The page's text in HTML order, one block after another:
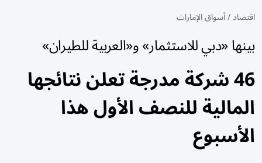
اقتصاد/أسواق الإمارات
بينها «دبي للاستثمار» و«العربية للطيران»
46 شركة مدرجة تعلن نتائجها
المالية للنصف الأول هذا
الأسبوع